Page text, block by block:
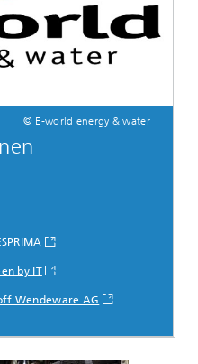
© E-world energy & water
by IT
Wendeware AG